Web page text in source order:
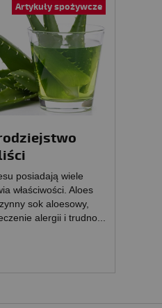
Artykuły spożywcze
posiadają wiele
właściwości. Aloes
sok aloesowy,
alergii i trudno...